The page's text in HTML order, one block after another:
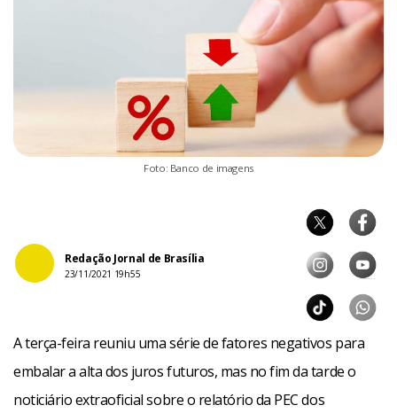
Foto: Banco de imagens
Redação Jornal de Brasília
23/11/2021 19h55
A terça-feira reuniu uma série de fatores negativos para
embalar a alta dos juros futuros, mas no fim da tarde o
noticiário extraoficial sobre o relatório da PEC dos